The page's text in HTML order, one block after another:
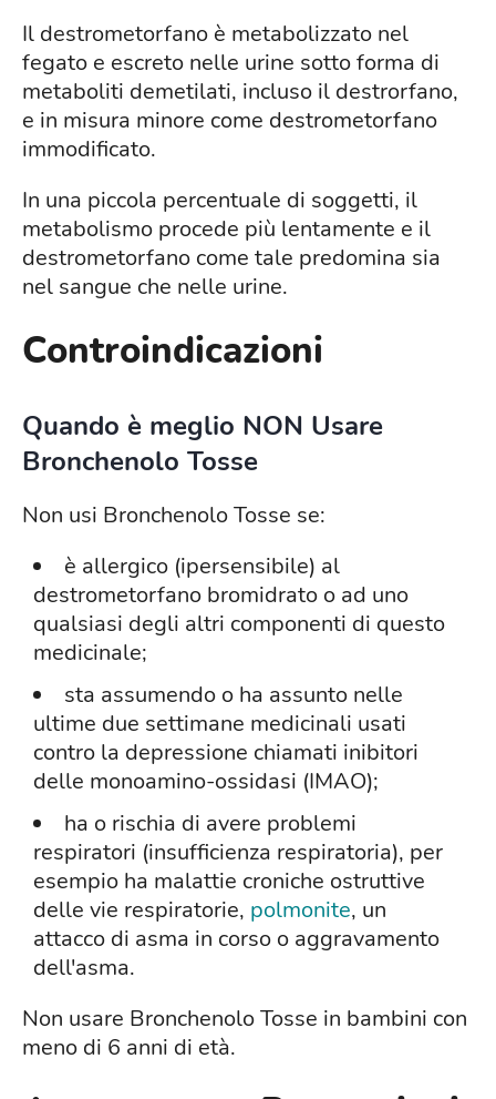
Il destrometorfano è metabolizzato nel
fegato e escreto nelle urine sotto forma di
metaboliti demetilati, incluso il destrorfano,
e in misura minore come destrometorfano
immodificato.
In una piccola percentuale di soggetti, il
metabolismo procede più lentamente e il
destrometorfano come tale predomina sia
nel sangue che nelle urine.
Controindicazioni
Quando è meglio NON Usare
Bronchenolo Tosse
Non usi Bronchenolo Tosse se:
è allergico (ipersensibile) al
destrometorfano bromidrato o ad uno
qualsiasi degli altri componenti di questo
medicinale;
sta assumendo o ha assunto nelle
ultime due settimane medicinali usati
contro la depressione chiamati inibitori
delle monoamino-ossidasi (IMAO);
ha o rischia di avere problemi
respiratori (insufficienza respiratoria), per
esempio ha malattie croniche ostruttive
delle vie respiratorie, polmonite, un
attacco di asma in corso o aggravamento
dell'asma.
Non usare Bronchenolo Tosse in bambini con
meno di 6 anni di età.